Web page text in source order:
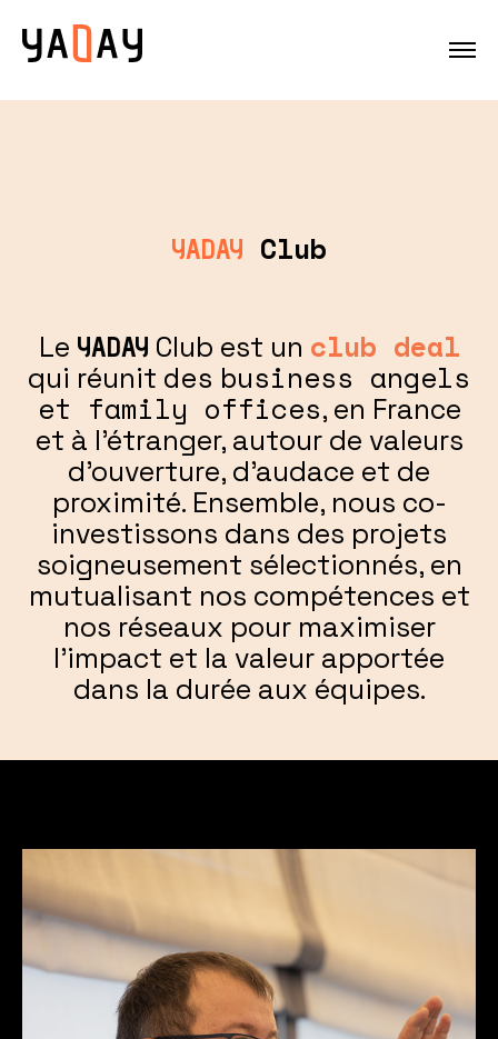
YADAY Club
Le YADAY Club est un club deal
qui réunit des business angels
et family offices, en France
et à l’étranger, autour de valeurs
d'ouverture, d’audace et de
proximité. Ensemble, nous co-
investissons dans des projets
soigneusement sélectionnés, en
mutualisant nos compétences et
nos réseaux pour maximiser
l'impact et la valeur apportée
dans la durée aux équipes.